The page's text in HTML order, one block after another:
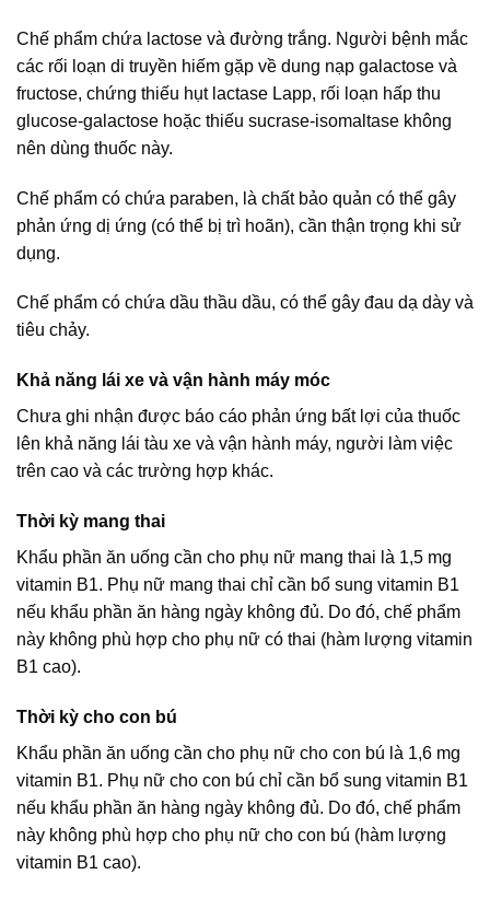
Chế phẩm chứa lactose và đường trắng. Người bệnh mắc
các rối loạn di truyền hiếm gặp về dung nạp galactose và
fructose, chứng thiếu hụt lactase Lapp, rối loạn hấp thu
glucose-galactose hoặc thiếu sucrase-isomaltase không
nên dùng thuốc này.
Chế phẩm có chứa paraben, là chất bảo quản có thể gây
phản ứng dị ứng (có thể bị trì hoãn), cần thận trọng khi sử
dụng.
Chế phẩm có chứa dầu thầu dầu, có thể gây đau dạ dày và
tiêu chảy.
Khả năng lái xe và vận hành máy móc
Chưa ghi nhận được báo cáo phản ứng bất lợi của thuốc
lên khả năng lái tàu xe và vận hành máy, người làm việc
trên cao và các trường hợp khác.
Thời kỳ mang thai
Khẩu phần ăn uống cần cho phụ nữ mang thai là 1,5 mg
vitamin B1. Phụ nữ mang thai chỉ cần bổ sung vitamin B1
nếu khẩu phần ăn hàng ngày không đủ. Do đó, chế phẩm
này không phù hợp cho phụ nữ có thai (hàm lượng vitamin
B1 cao).
Thời kỳ cho con bú
Khẩu phần ăn uống cần cho phụ nữ cho con bú là 1,6 mg
vitamin B1. Phụ nữ cho con bú chỉ cần bổ sung vitamin B1
nếu khẩu phần ăn hàng ngày không đủ. Do đó, chế phẩm
này không phù hợp cho phụ nữ cho con bú (hàm lượng
vitamin B1 cao).